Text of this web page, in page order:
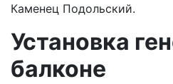
Каменец Подольский.
Установка
балконе